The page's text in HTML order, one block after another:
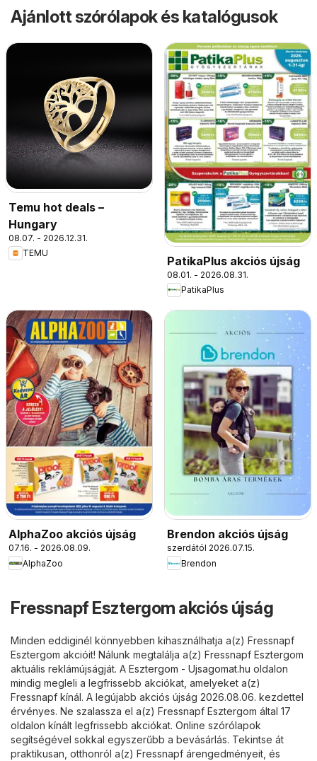
Ajánlott szórólapok és katalógusok
Temu hot deals –
Hungary
08.07. - 2026.12.31.
TEMU
PatikaPlus akciós újság
08.01. - 2026.08.31.
PatikaPlus
AlphaZoo akciós újság
07.16. - 2026.08.09.
AlphaZoo
Brendon akciós újság
szerdától 2026.07.15.
Brendon
Fressnapf Esztergom akciós újság
Minden eddiginél könnyebben kihasználhatja a(z) Fressnapf
Esztergom akcióit! Nálunk megtalálja a(z) Fressnapf Esztergom
aktuális reklámújságját. A Esztergom - Ujsagomat.hu oldalon
mindig megleli a legfrissebb akciókat, amelyeket a(z)
Fressnapf kínál. A legújabb akciós újság 2026.08.06. kezdettel
érvényes. Ne szalassza el a(z) Fressnapf Esztergom által 17
oldalon kínált legfrissebb akciókat. Online szórólapok
segítségével sokkal egyszerűbb a bevásárlás. Tekintse át
praktikusan, otthonról a(z) Fressnapf árengedményeit, és